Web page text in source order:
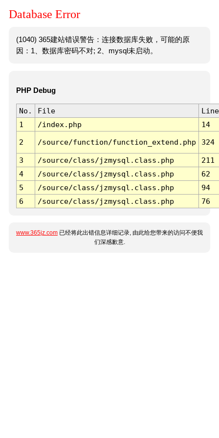
Database Error
(1040) 365建站错误警告：连接数据库失败，可能的原
因：1、数据库密码不对; 2、mysql未启动。
PHP Debug
No. File
Line
1
/index.php 14
2 /source/function/function_extend.php 324
3 /source/class/jzmysql.class.php
211
4
/source/class/jzmysql.class.php
62
5
/source/class/jzmysql.class.php
94
6
/source/class/jzmysql.class.php 76
www.365jz.com 已经将此出错信息详细记录, 由此给您带来的访问不便我
们深感歉意.